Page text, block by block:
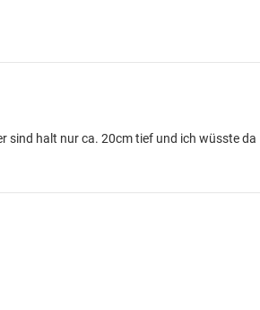
sind halt nur ca. 20cm tief und ich wüsste da